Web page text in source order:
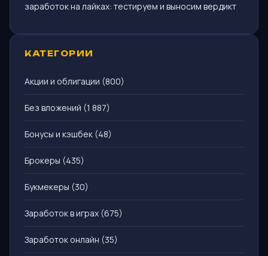
заработок на лайках: тестируем и выносим вердикт
КАТЕГОРИИ
Акции и облигации (800)
Без вложений (1 887)
Бонусы и кэшбек (48)
Брокеры (435)
Букмекеры (30)
Заработок в играх (675)
Заработок онлайн (35)